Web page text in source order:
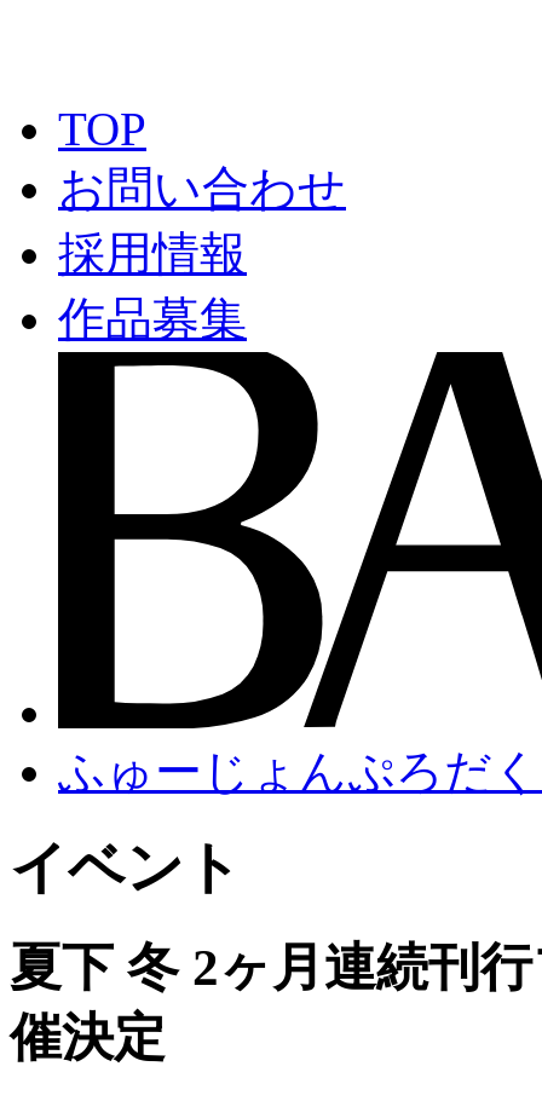
TOP
お問い合わせ
採用情報
作品募集
ふゅーじょんぷろだ
イベント
夏下 冬 2ヶ月連続刊
催決定